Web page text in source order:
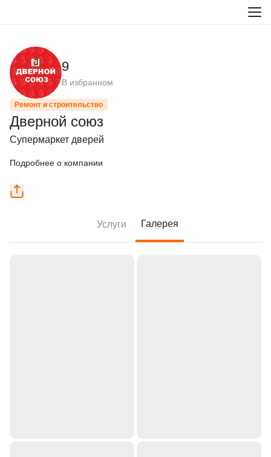
9
В избранном
Ремонт и строительство
Дверной союз
Супермаркет дверей
Подробнее о компании
Услуги Галерея